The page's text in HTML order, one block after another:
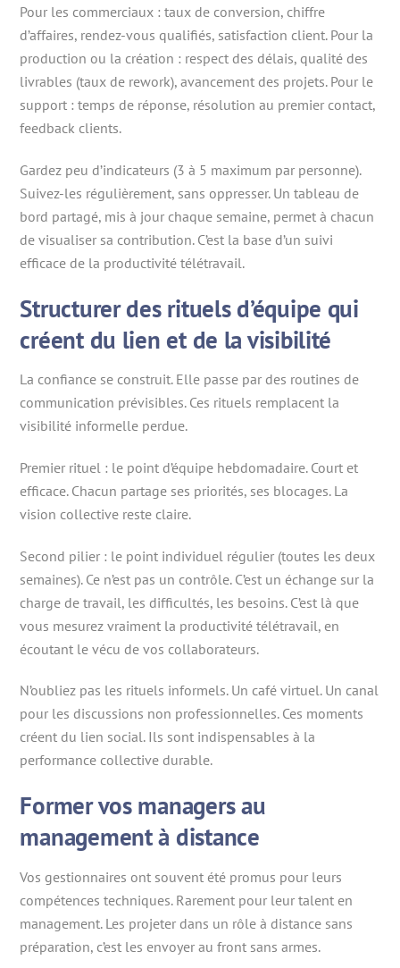
Pour les commerciaux : taux de conversion, chiffre
d’affaires, rendez-vous qualifiés, satisfaction client. Pour la
production ou la création : respect des délais, qualité des
livrables (taux de rework), avancement des projets. Pour le
support : temps de réponse, résolution au premier contact,
feedback clients.
Gardez peu d’indicateurs (3 à 5 maximum par personne).
Suivez-les régulièrement, sans oppresser. Un tableau de
bord partagé, mis à jour chaque semaine, permet à chacun
de visualiser sa contribution. C’est la base d’un suivi
efficace de la productivité télétravail.
Structurer des rituels d’équipe qui
créent du lien et de la visibilité
La confiance se construit. Elle passe par des routines de
communication prévisibles. Ces rituels remplacent la
visibilité informelle perdue.
Premier rituel : le point d’équipe hebdomadaire. Court et
efficace. Chacun partage ses priorités, ses blocages. La
vision collective reste claire.
Second pilier : le point individuel régulier (toutes les deux
semaines). Ce n’est pas un contrôle. C’est un échange sur la
charge de travail, les difficultés, les besoins. C’est là que
vous mesurez vraiment la productivité télétravail, en
écoutant le vécu de vos collaborateurs.
N’oubliez pas les rituels informels. Un café virtuel. Un canal
pour les discussions non professionnelles. Ces moments
créent du lien social. Ils sont indispensables à la
performance collective durable.
Former vos managers au
management à distance
Vos gestionnaires ont souvent été promus pour leurs
compétences techniques. Rarement pour leur talent en
management. Les projeter dans un rôle à distance sans
préparation, c’est les envoyer au front sans armes.